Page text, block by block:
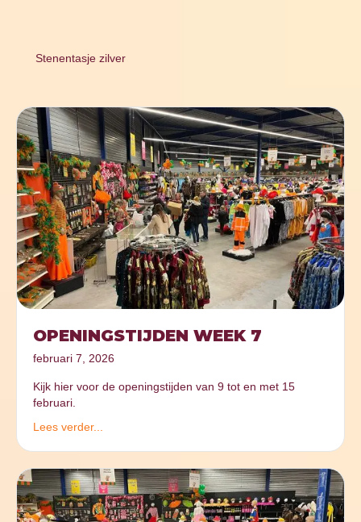
Stenentasje zilver
OPENINGSTIJDEN WEEK 7
februari 7, 2026
Kijk hier voor de openingstijden van 9 tot en met 15
februari.
Lees verder...